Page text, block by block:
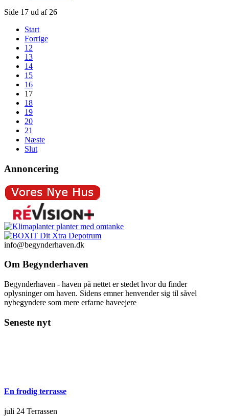
Side 17 ud af 26
Start
Forrige
12
13
14
15
16
17
18
19
20
21
Næste
Slut
Annoncering
info@begynderhaven.dk
Om Begynderhaven
Begynderhaven - haven på nettet er stedet hvor du finder
oplysninger om haven. Sidens emner henvender sig til såvel
nybegyndere som mere erfarne haveejere
Seneste nyt
En frodig terrasse
juli 24 Terrassen